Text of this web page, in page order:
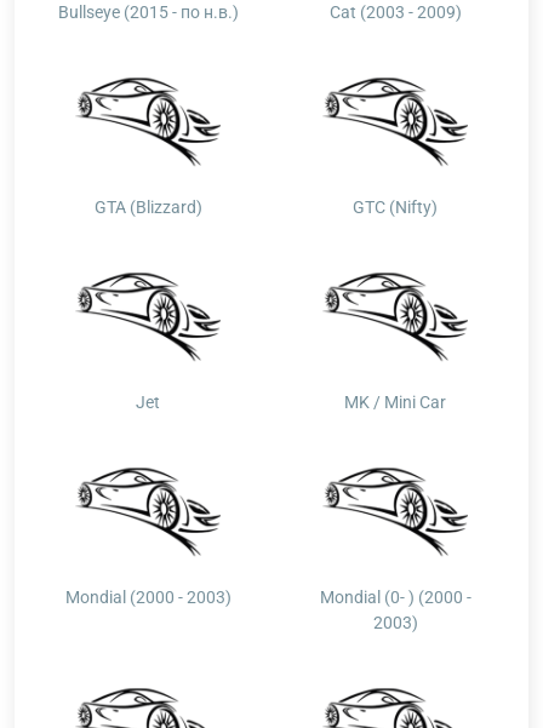
Bullseye (2015 - по н.в.) Cat (2003 - 2009)
GTA (Blizzard) GTC (Nifty)
Jet MK / Mini Car
Mondial (2000 - 2003)
Mondial (0- ) (2000 -
2003)